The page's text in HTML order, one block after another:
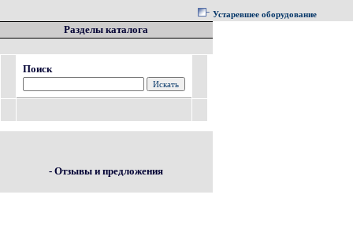
Устаревшее оборудование
Разделы каталога
Поиск
- Отзывы и предложения